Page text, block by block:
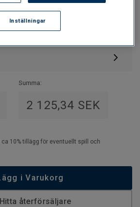
Summa:
2 125,34 SEK
ca 10% tillägg för eventuellt spill och
i Varukorg
Hitta återförsäljare
Inställningar